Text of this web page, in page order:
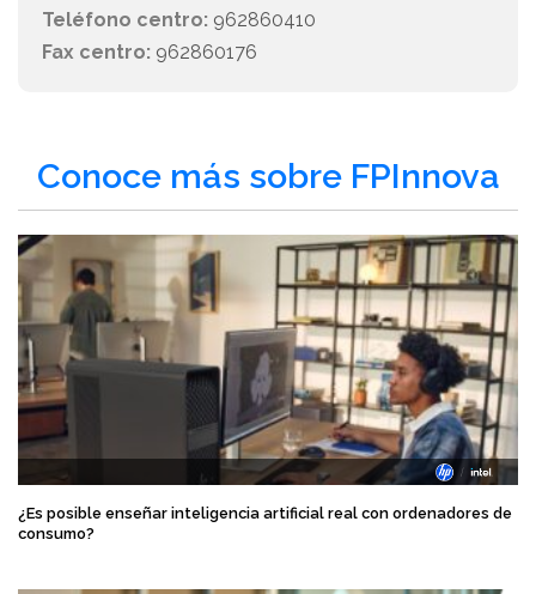
Teléfono centro: 962860410
Fax centro: 962860176
Conoce más sobre FPInnova
¿Es posible enseñar inteligencia artificial real con ordenadores de
consumo?